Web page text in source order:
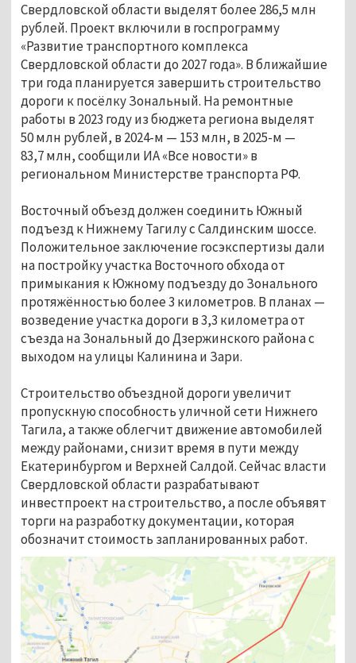
Свердловской области выделят более 286,5 млн
рублей. Проект включили в госпрограмму
«Развитие транспортного комплекса
Свердловской области до 2027 года». В ближайшие
три года планируется завершить строительство
дороги к посёлку Зональный. На ремонтные
работы в 2023 году из бюджета региона выделят
50 млн рублей, в 2024-м — 153 млн, в 2025-м —
83,7 млн, сообщили ИА «Все новости» в
региональном Министерстве транспорта РФ.
Восточный объезд должен соединить Южный
подъезд к Нижнему Тагилу с Салдинским шоссе.
Положительное заключение госэкспертизы дали
на постройку участка Восточного обхода от
примыкания к Южному подъезду до Зонального
протяжённостью более 3 километров. В планах —
возведение участка дороги в 3,3 километра от
съезда на Зональный до Дзержинского района с
выходом на улицы Калинина и Зари.
Строительство объездной дороги увеличит
пропускную способность уличной сети Нижнего
Тагила, а также облегчит движение автомобилей
между районами, снизит время в пути между
Екатеринбургом и Верхней Салдой. Сейчас власти
Свердловской области разрабатывают
инвестпроект на строительство, а после объявят
торги на разработку документации, которая
обозначит стоимость запланированных работ.